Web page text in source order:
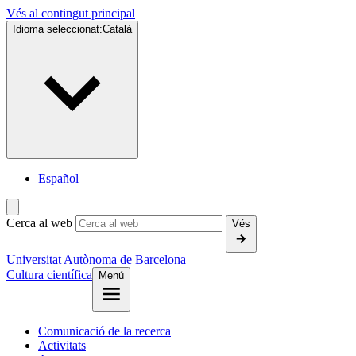
Vés al contingut principal
Idioma seleccionat:Català
Español
Cerca al web Vés
Universitat Autònoma de Barcelona
Cultura científica
Menú
Comunicació de la recerca
Activitats